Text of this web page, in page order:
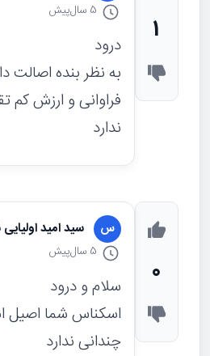
1
5 سال پیش
درود
به نظر بنده اصالت
فراوانی و ارزش کم
ندارد
0
س سید امید
5 سال پیش
سلام و درود
اسکناس شما اصیل
چندانی ندارد